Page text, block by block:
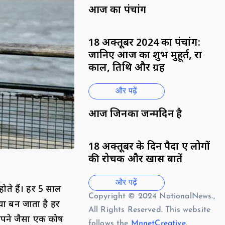
हैं। हर 5 साल
बन जाता है हर
जैसा एक कोष
आज का पंचांग
18 अक्तूबर 2024 का पंचांग:
जानिए आज का शुभ मुहूर्त, राहु
काल, तिथि और ग्रह
और पढ़ें
आज जिनका जन्मदिन है
18 अक्तूबर के दिन पैदा हुए लोगों
की रोचक और खास बातें
और पढ़ें
Copyright © 2024 NationalNews.,
All Rights Reserved. This website
follows the MnnetCreative.